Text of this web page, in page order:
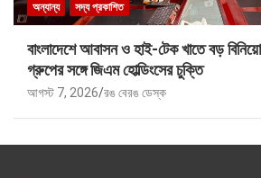
অন্যান্য সদ্য প্রকাশিত
বাংলাদেশে আবাসন ও হাই-টেক খাতে বড়
গ্রুপের সঙ্গে জিএম হোল্ডিংসের চুক্তি
আগস্ট 7, 2026 রঙ বেরঙ ডেস্ক